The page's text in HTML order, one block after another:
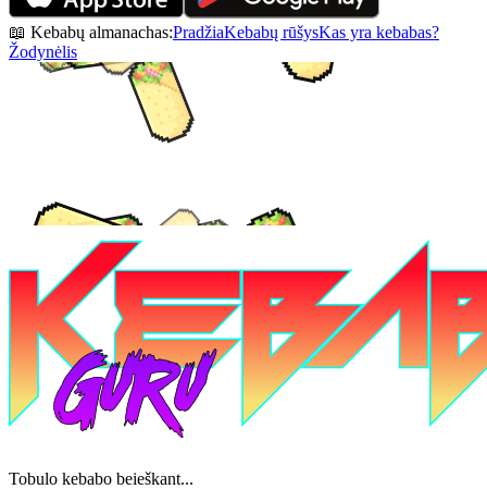
📖 Kebabų almanachas:PradžiaKebabų rūšysKas yra kebabas?
Žodynėlis
Tobulo kebabo beieškant...